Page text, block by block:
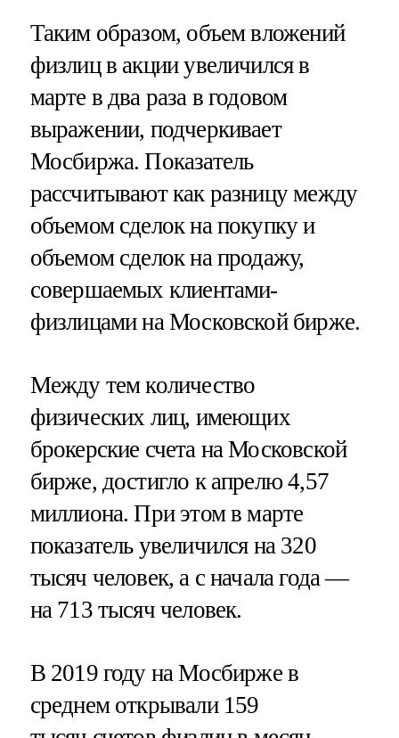
Таким образом, объем вложений
физлиц в акции увеличился в
марте в два раза в годовом
выражении, подчеркивает
Мосбиржа​​​. Показатель
рассчитывают как разницу между
объемом сделок на покупку и
объемом сделок на продажу,
совершаемых клиентами-
физлицами на Московской бирже.
Между тем количество
физических лиц, имеющих
брокерские счета на Московской
бирже, достигло к апрелю 4,57
миллиона. При этом в марте
показатель увеличился на 320
тысяч человек, а с начала года —
на 713 тысяч человек.
В 2019 году на Мосбирже в
среднем открывали 159